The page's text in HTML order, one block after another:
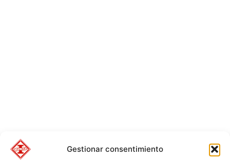
Gestionar consentimiento